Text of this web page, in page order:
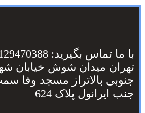
با ما تماس بگیرید: 09129470388
تهران میدان شوش خیابان
جنوبی بالاتراز مسجد وفا
جنب ایرانول پلاک 624